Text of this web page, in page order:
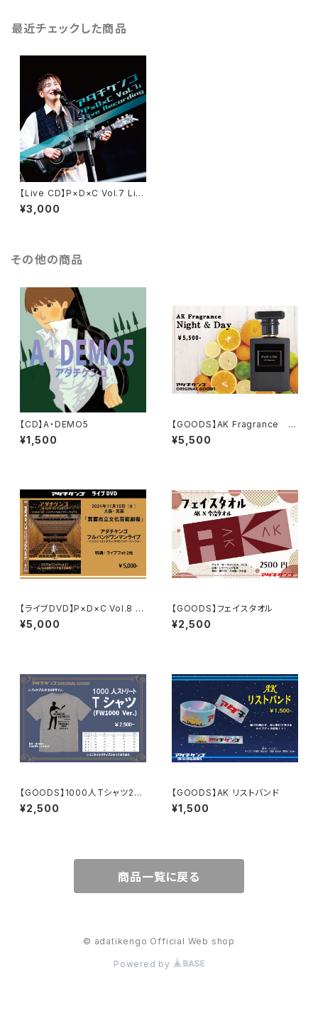
最近チェックした商品
【Live CD】P×D×C Vol.7 Liv
e Recording
¥3,000
その他の商品
【CD】A・DEMO5
¥1,500
【GOODS】AK Fragrance Ni
ght & Day
¥5,500
【ライブDVD】P×D×C Vol.8 ボ
クラノマホロバツアー ファイナ
ル
¥5,000
【GOODS】フェイスタオル
¥2,500
【GOODS】1000人Tシャツ202
4
¥2,500
【GOODS】AK リストバンド
¥1,500
商品一覧に戻る
© adatikengo Official Web shop
Powered by